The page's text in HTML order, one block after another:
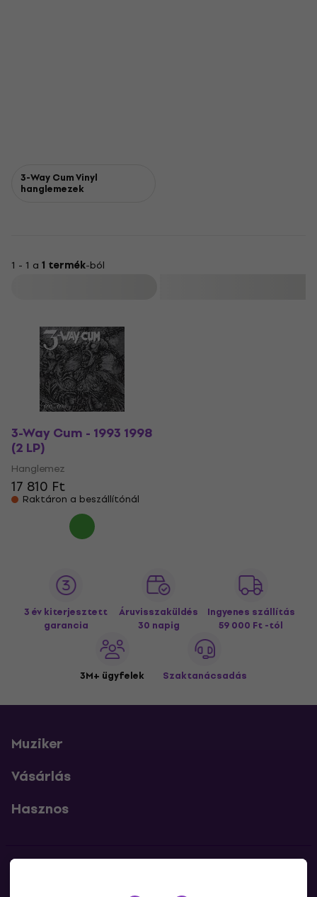
3-Way Cum Vinyl
hanglemezek
1 - 1 a 1 termék-ból
3-Way Cum - 1993 1998
(2 LP)
Hanglemez
17 810 Ft
Raktáron a beszállítónál
3 év kiterjesztett
garancia
Áruvisszaküldés
30 napig
Ingyenes szállítás
59 000 Ft -tól
3M+ ügyfelek Szaktanácsadás
Muziker
Vásárlás
Hasznos